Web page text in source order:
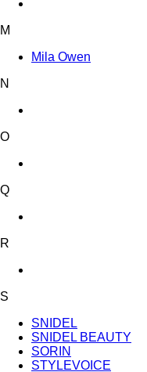
M
Mila Owen
N
O
Q
R
S
SNIDEL
SNIDEL BEAUTY
SORIN
STYLEVOICE